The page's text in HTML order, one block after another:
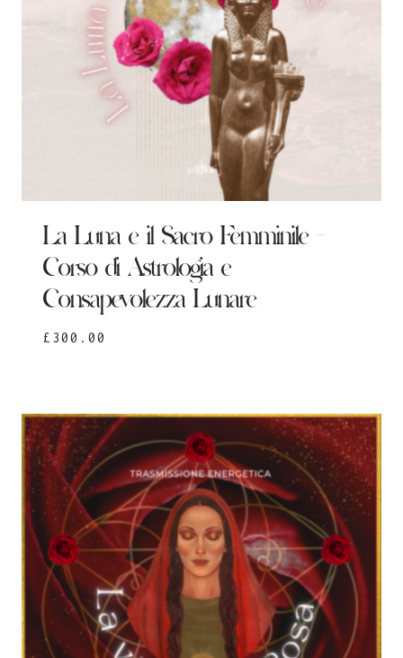
La Luna e il Sacro Femminile –
Corso di Astrologia e
Consapevolezza Lunare
£ 300.00